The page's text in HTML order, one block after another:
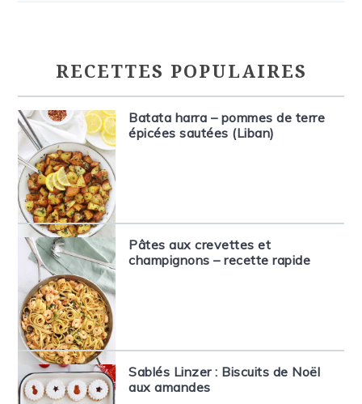
RECETTES POPULAIRES
Batata harra – pommes de terre
épicées sautées (Liban)
Pâtes aux crevettes et
champignons – recette rapide
Sablés Linzer : Biscuits de Noël
aux amandes